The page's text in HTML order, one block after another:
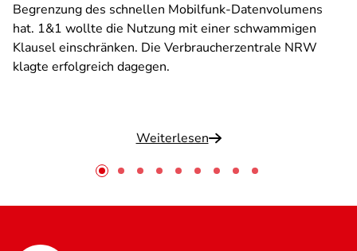
Begrenzung des schnellen Mobilfunk-Datenvolumens
hat. 1&1 wollte die Nutzung mit einer schwammigen
Klausel einschränken. Die Verbraucherzentrale NRW
klagte erfolgreich dagegen.
Weiterlesen